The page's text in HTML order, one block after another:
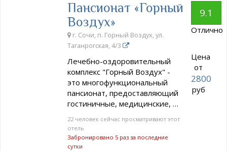
Пансионат «Горный
Воздух»
г. Сочи, п. Горный Воздух, ул.
Таганрогская, 4/3
Лечебно-оздоровительный
комплекс "Горный Воздух" -
это многофункциональный
пансионат, предоставляющий
гостиничные, медицинские, …
22 человек сейчас просматривают этот
отель
Забронировано 5 раз за последние
сутки
9.1
Отлично
Цена
от
2800
руб